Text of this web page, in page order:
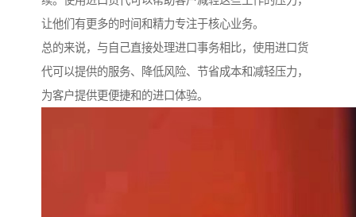
让他们有更多的时间和精力专注于核心业务。
总的来说，与自己直接处理进口事务相比，使用进口货
代可以提供的服务、降低风险、节省成本和减轻压力，
为客户提供更便捷和的进口体验。